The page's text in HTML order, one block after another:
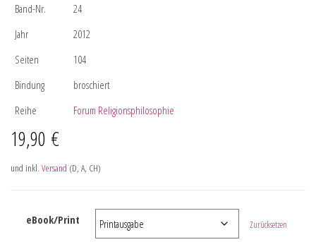
Band-Nr.
24
Jahr
2012
Seiten
104
Bindung
broschiert
Reihe
Forum Religionsphilosophie
19,90 €
und inkl. Versand (D, A, CH)
eBook/Print Zurücksetzen